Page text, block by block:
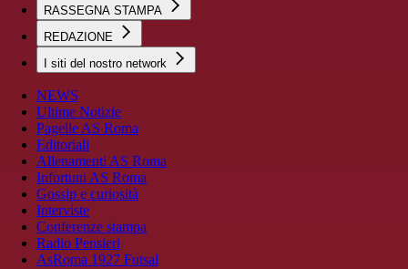
RASSEGNA STAMPA
REDAZIONE
I siti del nostro network
NEWS
Ultime Notizie
Pagelle AS Roma
Editoriali
Allenamenti AS Roma
Infortuni AS Roma
Gossip e curiosità
Interviste
Conferenze stampa
Radio Pensieri
AsRoma 1927 Futsal